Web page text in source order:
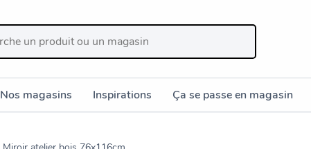
Nos magasins Inspirations Ça se passe en magasin